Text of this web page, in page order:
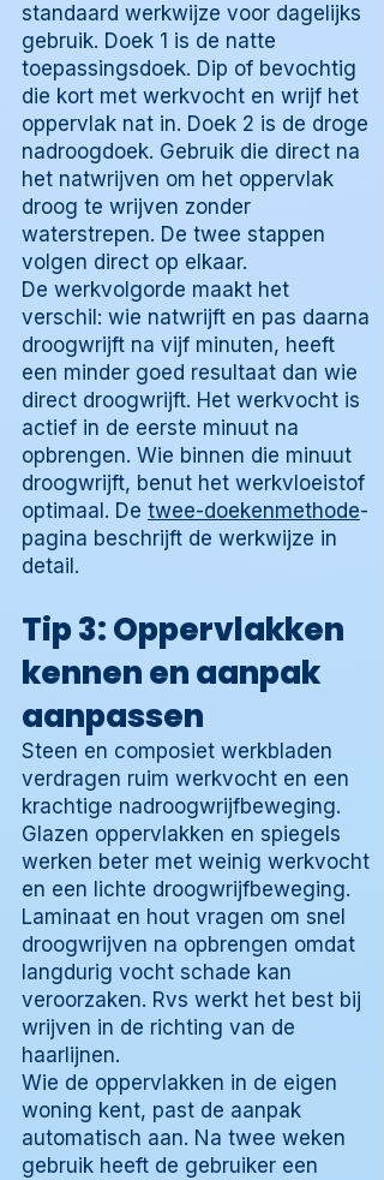
standaard werkwijze voor dagelijks
gebruik. Doek 1 is de natte
toepassingsdoek. Dip of bevochtig
die kort met werkvocht en wrijf het
oppervlak nat in. Doek 2 is de droge
nadroogdoek. Gebruik die direct na
het natwrijven om het oppervlak
droog te wrijven zonder
waterstrepen. De twee stappen
volgen direct op elkaar.
De werkvolgorde maakt het
verschil: wie natwrijft en pas daarna
droogwrijft na vijf minuten, heeft
een minder goed resultaat dan wie
direct droogwrijft. Het werkvocht is
actief in de eerste minuut na
opbrengen. Wie binnen die minuut
droogwrijft, benut het werkvloeistof
optimaal. De twee-doekenmethode-
pagina beschrijft de werkwijze in
detail.
Tip 3: Oppervlakken
kennen en aanpak
aanpassen
Steen en composiet werkbladen
verdragen ruim werkvocht en een
krachtige nadroogwrijfbeweging.
Glazen oppervlakken en spiegels
werken beter met weinig werkvocht
en een lichte droogwrijfbeweging.
Laminaat en hout vragen om snel
droogwrijven na opbrengen omdat
langdurig vocht schade kan
veroorzaken. Rvs werkt het best bij
wrijven in de richting van de
haarlijnen.
Wie de oppervlakken in de eigen
woning kent, past de aanpak
automatisch aan. Na twee weken
gebruik heeft de gebruiker een